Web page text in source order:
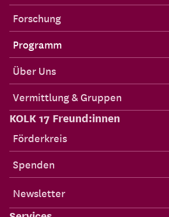
Forschung
Programm
Über Uns
Vermittlung & Gruppen
KOLK 17 Freund:innen
Förderkreis
Spenden
Newsletter